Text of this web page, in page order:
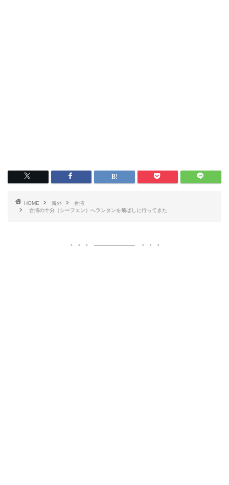
HOME 海外
台湾
台湾の十分（シーフェン）へランタンを飛ばしに行ってきた